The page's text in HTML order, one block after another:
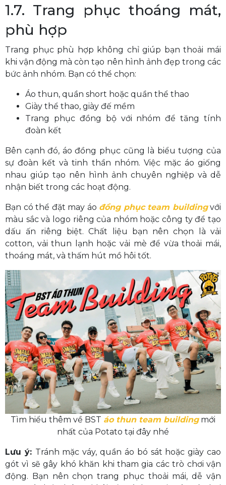
1.7. Trang phục thoáng mát,
phù hợp
Trang phục phù hợp không chỉ giúp bạn thoải mái
khi vận động mà còn tạo nên hình ảnh đẹp trong các
bức ảnh nhóm. Bạn có thể chọn:
Áo thun, quần short hoặc quần thể thao
Giày thể thao, giày đế mềm
Trang phục đồng bộ với nhóm để tăng tính
đoàn kết
Bên cạnh đó, áo đồng phục cũng là biểu tượng của
sự đoàn kết và tinh thần nhóm. Việc mặc áo giống
nhau giúp tạo nên hình ảnh chuyên nghiệp và dễ
nhận biết trong các hoạt động.
Bạn có thể đặt may áo đồng phục team buildingvới
màu sắc và logo riêng của nhóm hoặc công ty để tạo
dấu ấn riêng biệt. Chất liệu bạn nên chọn là vải
cotton, vải thun lạnh hoặc vải mè để vừa thoải mái,
thoáng mát, và thấm hút mồ hôi tốt.
Tìm hiểu thêm về BST áo thun team buildingmới
nhất của Potato tại đây nhé
Lưu ý: Tránh mặc váy, quần áo bó sát hoặc giày cao
gót vì sẽ gây khó khăn khi tham gia các trò chơi vận
động. Bạn nên chọn trang phục thoải mái, dễ vận